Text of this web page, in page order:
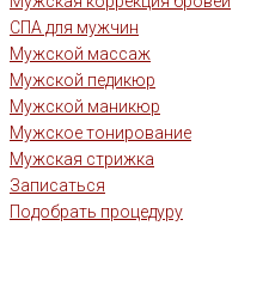
СПА для мужчин
Мужской массаж
Мужской педикюр
Мужской маникюр
Мужское тонирование
Мужская стрижка
Записаться
Подобрать процедуру